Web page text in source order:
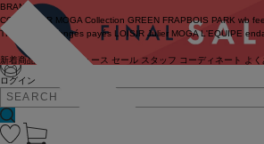
ログイン
BRAND
COUTURIER MOGA Collection GREEN FRAPBOIS PARK wb
TRISTESSE
congés payés LOISIR Julier MOGA L'EQUIPE
新着商品 ニュース セール スタッフ コーディネート よ